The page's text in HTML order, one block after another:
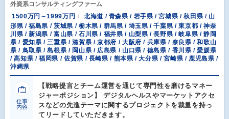
外資系コンサルティングファーム
1500万円～1999万円
北海道 / 青森県 / 岩手県 / 宮城県 / 秋田県 / 山
形県 / 福島県 / 茨城県 / 栃木県 / 群馬県 / 埼玉県 / 千葉県 / 東京都 / 神奈
川県 / 新潟県 / 富山県 / 石川県 / 福井県 / 山梨県 / 長野県 / 岐阜県 / 静岡
県 / 愛知県 / 三重県 / 滋賀県 / 京都府 / 大阪府 / 兵庫県 / 奈良県 / 和歌山
県 / 鳥取県 / 島根県 / 岡山県 / 広島県 / 山口県 / 徳島県 / 香川県 / 愛媛県
/ 高知県 / 福岡県 / 佐賀県 / 長崎県 / 熊本県 / 大分県 / 宮崎県 / 鹿児島県 /
沖縄県
仕事
内容
【戦略提言とチーム運営を通じて専門性を磨けるマネー
ジャーポジション】 デジタルヘルスやマーケットアクセ
スなどの先進テーマに関するプロジェクトを裁量を持っ
てリードしていただきます。